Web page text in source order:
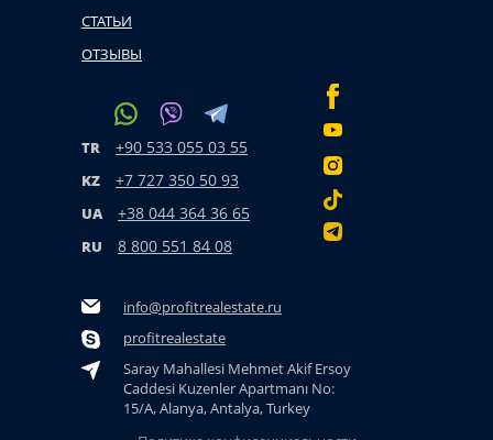
СТАТЬИ
ОТЗЫВЫ
TR +90 533 055 03 55
KZ +7 727 350 50 93
UA +38 044 364 36 65
RU 8 800 551 84 08
info@profitrealestate.ru
profitrealestate
Saray Mahallesi Mehmet Akif Ersoy
Caddesi Kuzenler Apartmanı No:
15/A, Alanya, Antalya, Turkey